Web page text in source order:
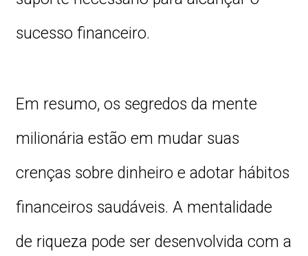
sucesso financeiro.
Em resumo, os segredos da mente
milionária estão em mudar suas
crenças sobre dinheiro e adotar hábitos
financeiros saudáveis. A mentalidade
de riqueza pode ser desenvolvida com a